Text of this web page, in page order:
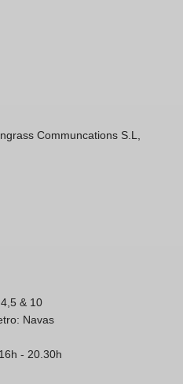
Communcations S.L,
& 10
Navas
- 20.30h